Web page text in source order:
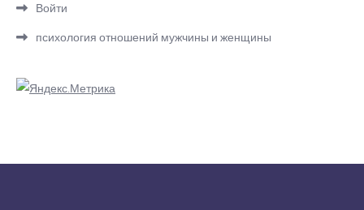
Войти
психология отношений мужчины и женщины